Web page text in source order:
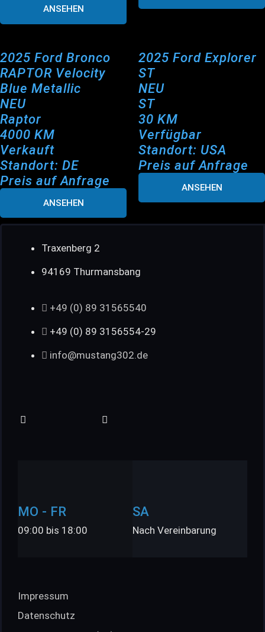
ANSEHEN
2025 Ford Bronco
RAPTOR Velocity
Blue Metallic
NEU
Raptor
4000 KM
Verkauft
Standort: DE
Preis auf Anfrage
ANSEHEN
2025 Ford Explorer
ST
NEU
ST
30 KM
Verfügbar
Standort: USA
Preis auf Anfrage
ANSEHEN
Traxenberg 2
94169 Thurmansbang
+49 (0) 89 31565540
+49 (0) 89 3156554-29
info@mustang302.de
MO - FR
09:00 bis 18:00
SA
Nach Vereinbarung
Impressum
Datenschutz